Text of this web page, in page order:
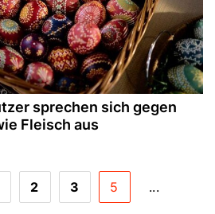
sprechen sich gegen
Fleisch aus
2 3 5 ...